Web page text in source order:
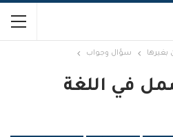
بغيرها سؤال وجواب
في اللغة